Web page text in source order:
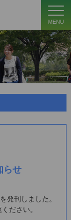
MENU
らせ
発刊しました。
ださい。